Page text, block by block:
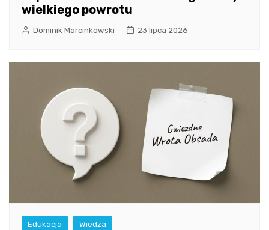
wielkiego powrotu
Dominik Marcinkowski 23 lipca 2026
Edukacja Wiedza